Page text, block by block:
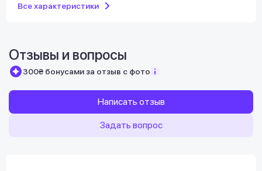
Все характеристики
Отзывы и вопросы
300₴ бонусами за отзыв с фото
Написать отзыв
Задать вопрос